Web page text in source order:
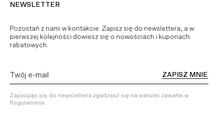
NEWSLETTER
Pozostań z nami w kontakcie. Zapisz się do newslettera, a w
pierwszej kolejności dowiesz się o nowościach i kuponach
rabatowych.
ZAPISZ MNIE
Zapisując się do newslettera zgadzasz się na warunki zawarte w
Regulaminie.